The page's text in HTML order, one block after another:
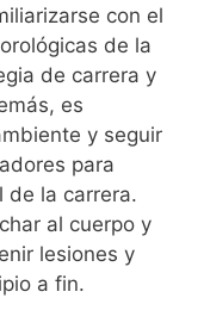
con el‌
de la
de carrera y
es
y seguir
para
de la carrera.​
al cuerpo y
lesiones y
a fin.